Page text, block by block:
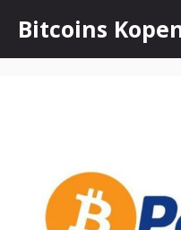
naar
de
Bitcoins